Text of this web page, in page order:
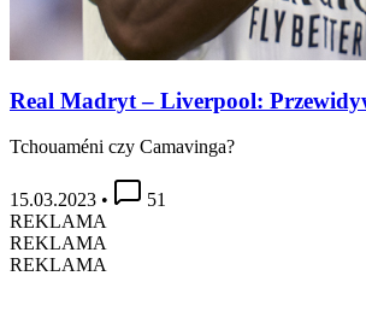
Real Madryt – Liverpool:
Tchouaméni czy Camavinga?
15.03.2023 •
51
REKLAMA
REKLAMA
REKLAMA